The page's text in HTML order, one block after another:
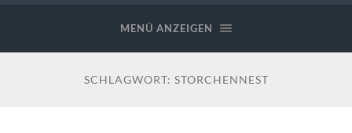
MENÜ ANZEIGEN
SCHLAGWORT: STORCHENNEST